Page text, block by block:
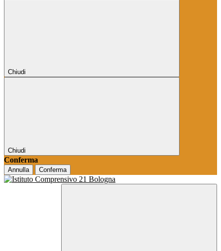
Chiudi
Chiudi
Conferma
Annulla Conferma